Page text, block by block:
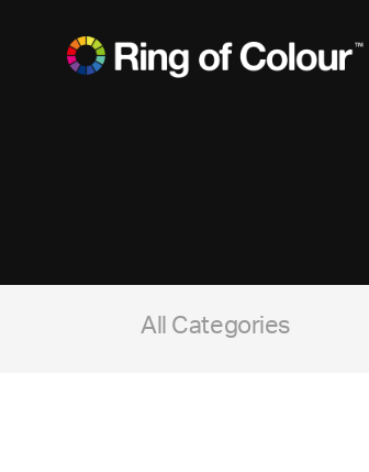
All Categories